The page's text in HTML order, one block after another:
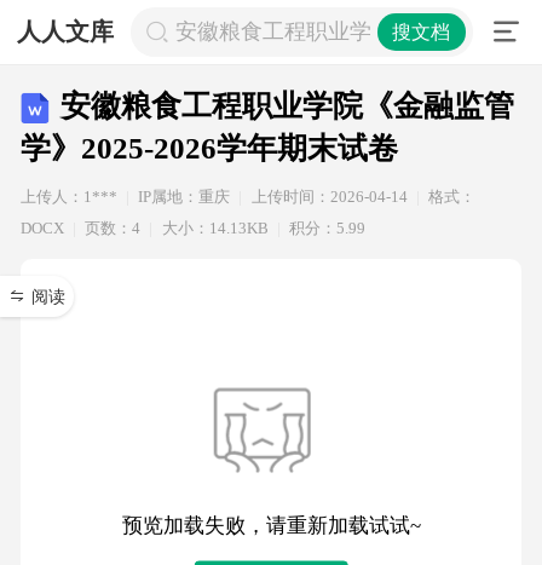
人人文库 安徽粮食工程职业学院《金融监管学
搜文档
安徽粮食工程职业学院《金融监管
学》2025-2026学年期末试卷
上传人：1*** IP属地：重庆 上传时间：2026-04-14
格式：
DOCX
页数：4 大小：14.13KB 积分：5.99
阅读
预览加载失败，请重新加载试试~